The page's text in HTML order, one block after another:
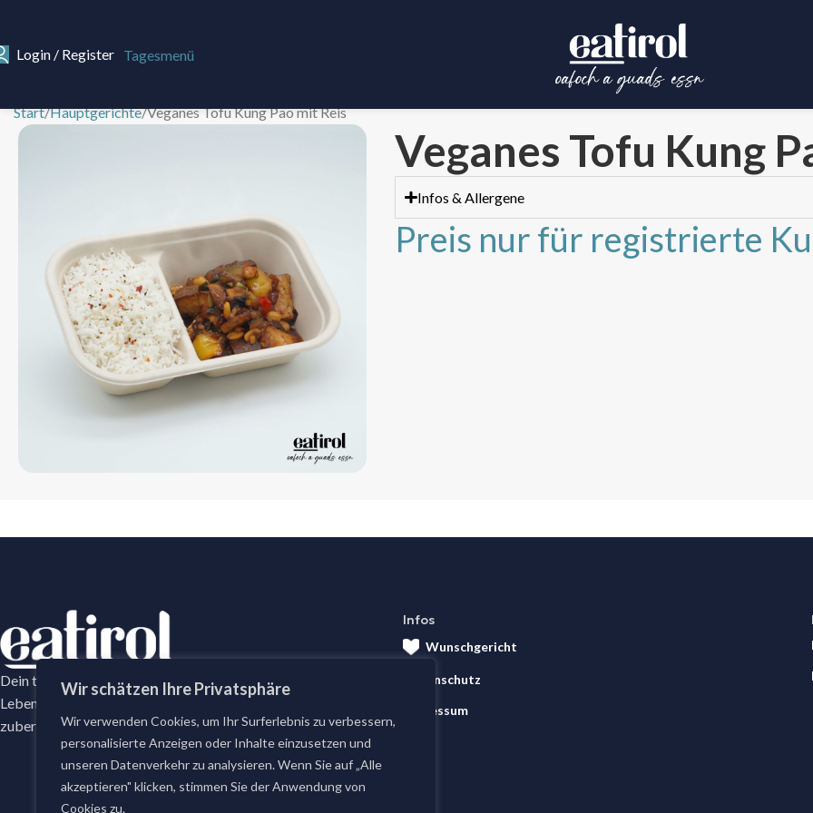
Wir schätzen Ihre Privatsphäre
Wir verwenden Cookies, um Ihr Surferlebnis zu verbessern,
personalisierte Anzeigen oder Inhalte einzusetzen und
unseren Datenverkehr zu analysieren. Wenn Sie auf „Alle
akzeptieren" klicken, stimmen Sie der Anwendung von
Cookies zu.
Login / Register Tagesmenü
Start Hauptgerichte Veganes Tofu Kung Pao mit Reis
Veganes Tofu Kung
Infos & Allergene
Preis nur für registrierte
Dein tägliches Frische-Versprechen mit erstklassige
Lebensmittel. Bei eatirol bestellst du täglich frisch
zubereitete Gerichte und erstklassige Lebensmittel.
Infos
Wunschgericht
Datenschutz
Impressum